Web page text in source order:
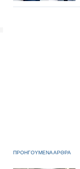
ΠΡΟΗΓΟΥΜΕΝΑ ΑΡΘΡΑ